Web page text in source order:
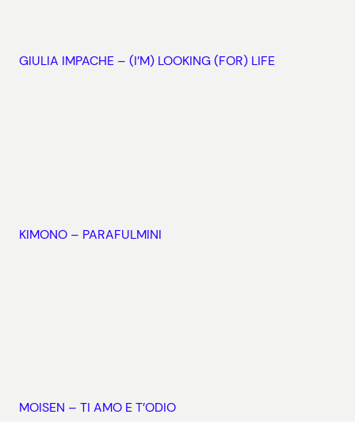
GIULIA IMPACHE – (I’M) LOOKING (FOR) LIFE
KIMONO – PARAFULMINI
MOISEN – TI AMO E T’ODIO